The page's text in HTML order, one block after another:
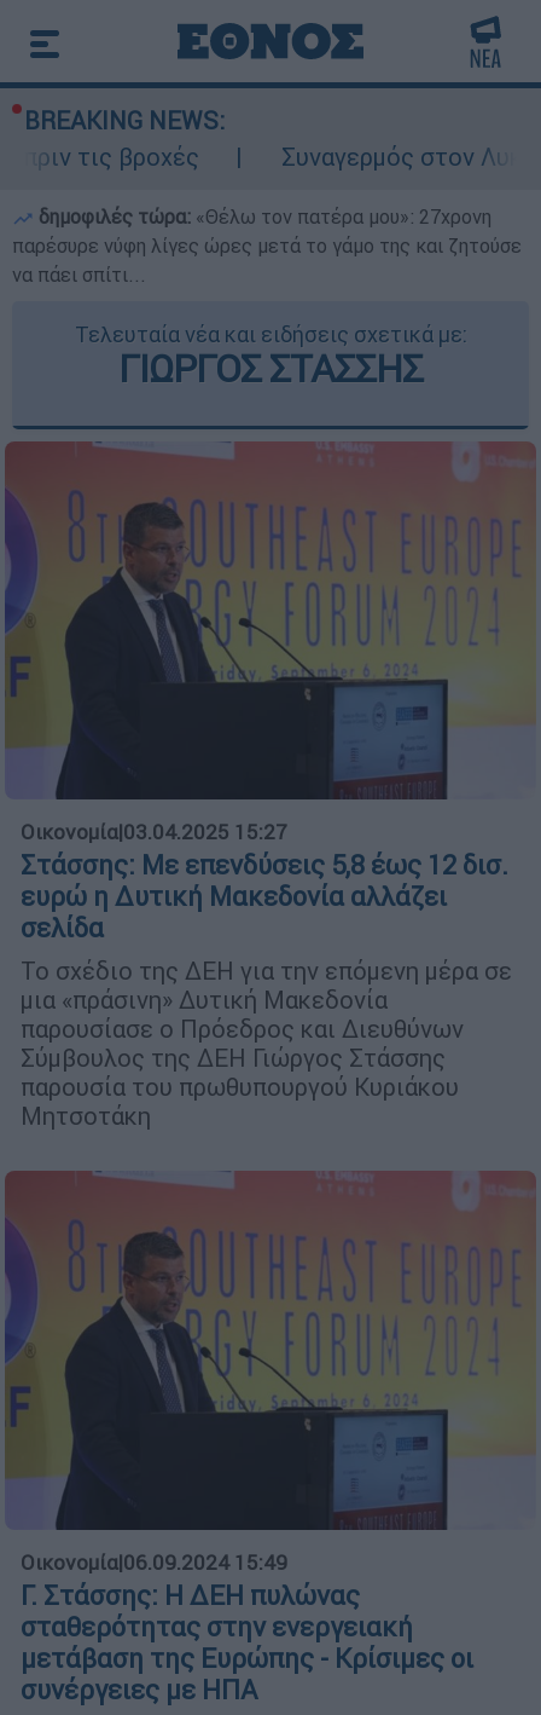
BREAKING NEWS:
βροχές
Συναγερμός στον Λυκαβηττό:
δημοφιλές τώρα: «Θέλω τον πατέρα μου»: 27χρονη
παρέσυρε νύφη λίγες ώρες μετά το γάμο της και ζητούσε
να πάει σπίτι...
Τελευταία νέα και ειδήσεις σχετικά με:
ΓΙΩΡΓΟΣ ΣΤΑΣΣΗΣ
Οικονομία|03.04.2025 15:27
Στάσσης: Με επενδύσεις 5,8 έως 12 δισ.
ευρώ η Δυτική Μακεδονία αλλάζει
σελίδα
Το σχέδιο της ΔΕΗ για την επόμενη μέρα σε
μια «πράσινη» Δυτική Μακεδονία
παρουσίασε ο Πρόεδρος και Διευθύνων
Σύμβουλος της ΔΕΗ Γιώργος Στάσσης
παρουσία του πρωθυπουργού Κυριάκου
Μητσοτάκη
Οικονομία|06.09.2024 15:49
Γ. Στάσσης: Η ΔΕΗ πυλώνας
σταθερότητας στην ενεργειακή
μετάβαση της Ευρώπης - Κρίσιμες οι
συνέργειες με ΗΠΑ